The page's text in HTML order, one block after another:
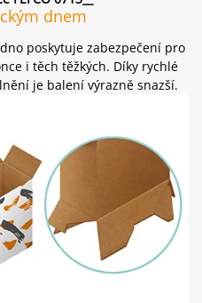
dnem
poskytuje zabezpečení pro
i těch těžkých. Díky rychlé
je balení výrazně snazší.